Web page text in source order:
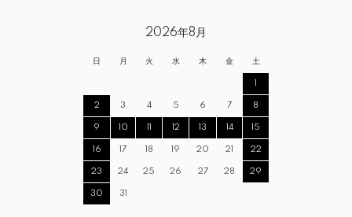
2026年8月
日 月 火 水 木 金 土
1
2 3 4 5 6 7 8
9 10 11 12 13 14 15
16 17 18 19 20 21 22
23 24 25 26 27 28 29
30 31